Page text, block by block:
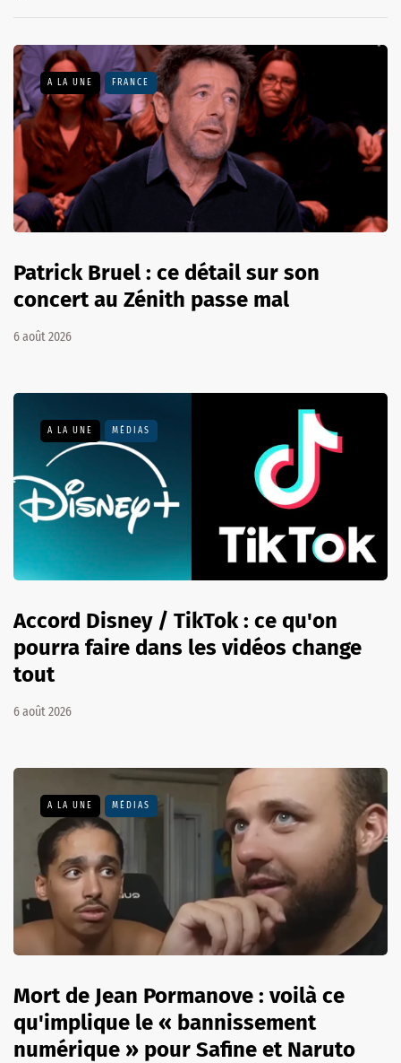
A LA UNE FRANCE
Patrick Bruel : ce détail sur son
concert au Zénith passe mal
6 août 2026
A LA UNE MÉDIAS
Accord Disney / TikTok : ce qu'on
pourra faire dans les vidéos change
tout
6 août 2026
A LA UNE MÉDIAS
Mort de Jean Pormanove : voilà ce
qu'implique le « bannissement
numérique » pour Safine et Naruto